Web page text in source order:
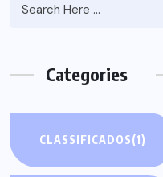
Categories
CLASSIFICADOS(1)